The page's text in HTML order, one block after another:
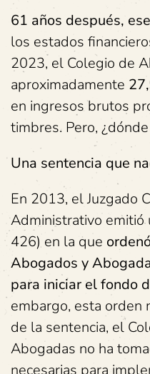
61 años después,
los estados
2023, el Colegio de
aproximadamente
en ingresos brutos
timbres. Pero,
Una sentencia que
En 2013, el Juzgado
Administrativo emitió
426) en la que
Abogados y
para iniciar el fondo
embargo, esta orden
de la sentencia, el
Abogadas no ha
necesarias para